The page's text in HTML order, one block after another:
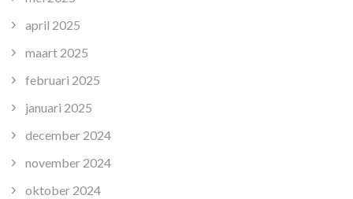
april 2025
maart 2025
februari 2025
januari 2025
december 2024
november 2024
oktober 2024